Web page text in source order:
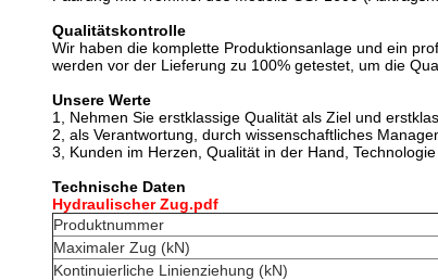
Qualitätskontrolle
Wir haben die komplette Produktionsanlage und ein
werden vor der Lieferung zu 100% getestet, um die
Unsere Werte
1, Nehmen Sie erstklassige Qualität als Ziel und
2, als Verantwortung, durch wissenschaftliches
3, Kunden im Herzen, Qualität in der Hand,
Technische Daten
Hydraulischer Zug.pdf
Produktnummer
Maximaler Zug (kN)
Kontinuierliche Linienziehung (kN)